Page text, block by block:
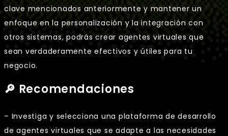
clave mencionados anteriormente y mantener un
enfoque en la personalización y la integración con
otros sistemas, podrás crear agentes virtuales que
sean verdaderamente efectivos y útiles para tu
negocio.
🔎 Recomendaciones
– Investiga y selecciona una plataforma de desarrollo
de agentes virtuales que se adapte a las necesidades